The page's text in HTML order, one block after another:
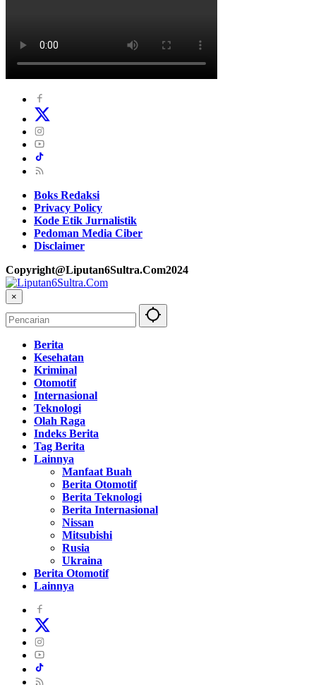
Boks Redaksi
Privacy Policy
Kode Etik Jurnalistik
Pedoman Media Ciber
Disclaimer
Copyright@Liputan6Sultra.Com2024
×
Berita
Kesehatan
Kriminal
Otomotif
Internasional
Teknologi
Olah Raga
Indeks Berita
Tag Berita
Lainnya
Manfaat Buah
Berita Otomotif
Berita Teknologi
Berita Internasional
Nissan
Mitsubishi
Rusia
Ukraina
Berita Otomotif
Lainnya